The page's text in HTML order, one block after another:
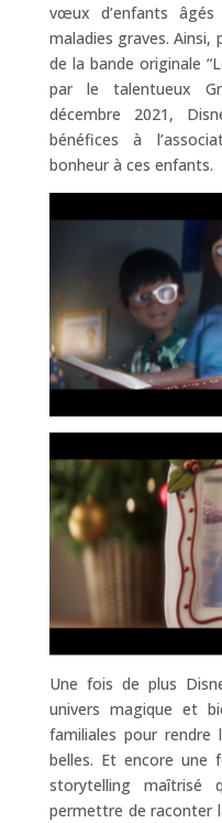
vœux d’enfants
maladies graves.
de la bande originale
par le talentueux
décembre 2021,
bénéfices à
bonheur à ces enfants.
Une fois de plus
univers magique et
familiales pour
belles. Et encore une
storytelling
permettre de raconter